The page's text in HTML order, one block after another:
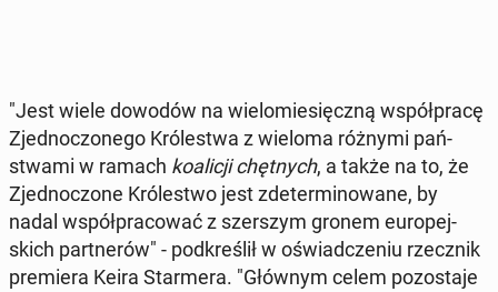
"Jest wiele dowodów na wie­lo­mie­sięcz­ną współ­pra­cę
Zjed­no­czo­ne­go Kró­le­stwa z wieloma różnymi pań­
stwa­mi w ramach ko­ali­cji chęt­nych, a także na to, że
Zjed­no­czo­ne Kró­le­stwo jest zde­ter­mi­no­wa­ne, by
nadal współ­pra­co­wać z szer­szym gronem eu­ro­pej­
skich part­ne­rów" - pod­kre­ślił w oświad­cze­niu rzecz­nik
pre­mie­ra Keira Star­me­ra. "Głównym celem po­zo­sta­je